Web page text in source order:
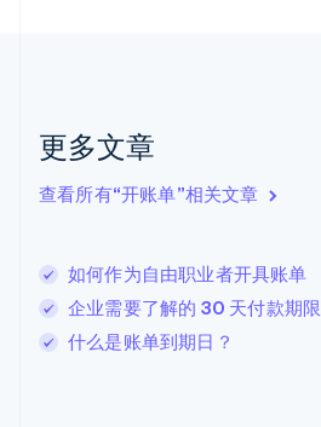
更多文章
查看所有“开账单”相关文章
如何作为自由职业者开具账单
企业需要了解的 30 天付款期限
什么是账单到期日？
立陶宛
列支敦士登
FrançaisDeutschEnglish
罗马尼亚
English
马尔他